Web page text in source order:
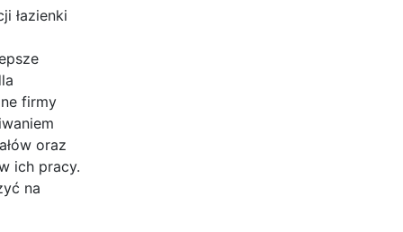
łazienki
firmy
oraz
ich pracy.
na